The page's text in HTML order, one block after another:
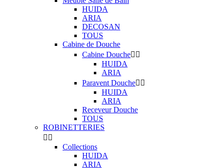
HUIDA
ARIA
DECOSAN
TOUS
Cabine de Douche
Cabine Douche 
HUIDA
ARIA
Paravent Douche 
HUIDA
ARIA
Receveur Douche
TOUS
ROBINETTERIES
 
Collections
HUIDA
ARIA